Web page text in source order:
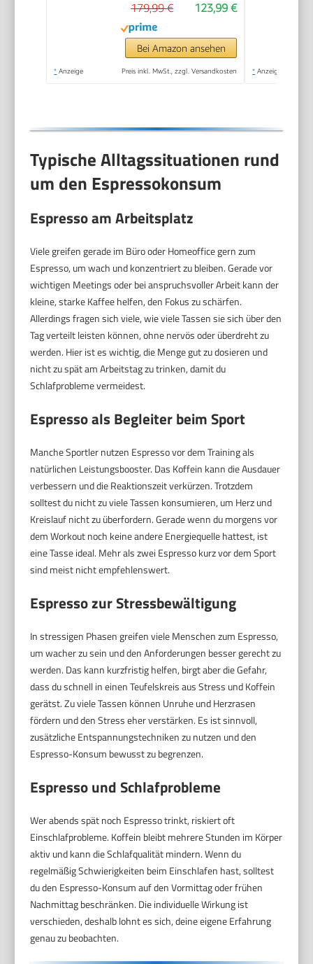
Milchaufschäumer für
Espresso und
Cappuccino, ESE Pad
geeignet, 15cm breit,
123,99 €
179,99 €
Bei Amazon ansehen
* Anzeige Preis inkl. MwSt., zzgl. Versandkosten * Anzeige
Typische Alltagssituationen rund
um den Espressokonsum
Espresso am Arbeitsplatz
Viele greifen gerade im Büro oder Homeoffice gern zum
Espresso, um wach und konzentriert zu bleiben. Gerade vor
wichtigen Meetings oder bei anspruchsvoller Arbeit kann der
kleine, starke Kaffee helfen, den Fokus zu schärfen.
Allerdings fragen sich viele, wie viele Tassen sie sich über den
Tag verteilt leisten können, ohne nervös oder überdreht zu
werden. Hier ist es wichtig, die Menge gut zu dosieren und
nicht zu spät am Arbeitstag zu trinken, damit du
Schlafprobleme vermeidest.
Espresso als Begleiter beim Sport
Manche Sportler nutzen Espresso vor dem Training als
natürlichen Leistungsbooster. Das Koffein kann die Ausdauer
verbessern und die Reaktionszeit verkürzen. Trotzdem
solltest du nicht zu viele Tassen konsumieren, um Herz und
Kreislauf nicht zu überfordern. Gerade wenn du morgens vor
dem Workout noch keine andere Energiequelle hattest, ist
eine Tasse ideal. Mehr als zwei Espresso kurz vor dem Sport
sind meist nicht empfehlenswert.
Espresso zur Stressbewältigung
In stressigen Phasen greifen viele Menschen zum Espresso,
um wacher zu sein und den Anforderungen besser gerecht zu
werden. Das kann kurzfristig helfen, birgt aber die Gefahr,
dass du schnell in einen Teufelskreis aus Stress und Koffein
gerätst. Zu viele Tassen können Unruhe und Herzrasen
fördern und den Stress eher verstärken. Es ist sinnvoll,
zusätzliche Entspannungstechniken zu nutzen und den
Espresso-Konsum bewusst zu begrenzen.
Espresso und Schlafprobleme
Wer abends spät noch Espresso trinkt, riskiert oft
Einschlafprobleme. Koffein bleibt mehrere Stunden im Körper
aktiv und kann die Schlafqualität mindern. Wenn du
regelmäßig Schwierigkeiten beim Einschlafen hast, solltest
du den Espresso-Konsum auf den Vormittag oder frühen
Nachmittag beschränken. Die individuelle Wirkung ist
verschieden, deshalb lohnt es sich, deine eigene Erfahrung
genau zu beobachten.